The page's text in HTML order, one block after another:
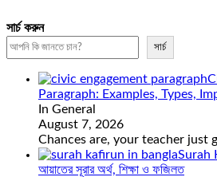
সার্চ করুন
সার্চ
Paragraph: Examples, Types,
In General
August 7, 2026
Chances are, your teacher just
Surah
আয়াতের সূরার অর্থ, শিক্ষা ও ফজিলত